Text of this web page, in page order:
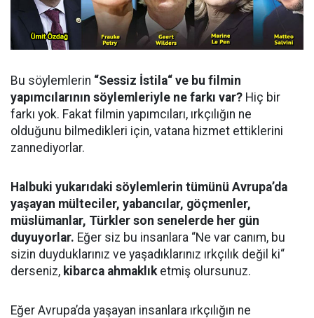
Bu söylemlerin “Sessiz İstila“ ve bu filmin
yapımcılarının söylemleriyle ne farkı var? Hiç bir
farkı yok. Fakat filmin yapımcıları, ırkçılığın ne
olduğunu bilmedikleri için, vatana hizmet ettiklerini
zannediyorlar.
Halbuki yukarıdaki söylemlerin tümünü Avrupa’da
yaşayan mülteciler, yabancılar, göçmenler,
müslümanlar, Türkler son senelerde her gün
duyuyorlar. Eğer siz bu insanlara “Ne var canım, bu
sizin duyduklarınız ve yaşadıklarınız ırkçılık değil ki“
derseniz, kibarca ahmaklık etmiş olursunuz.
Eğer Avrupa’da yaşayan insanlara ırkçılığın ne